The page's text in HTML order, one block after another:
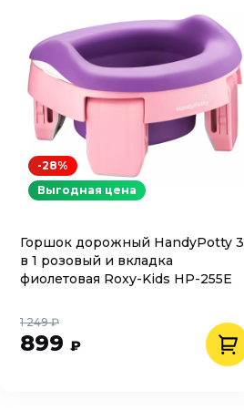
Горшок дорожный HandyPotty 3
в 1 розовый и вкладка
фиолетовая Roxy-Kids HP-255E
899 ₽
1 249 ₽
-28%
Выгодная цена